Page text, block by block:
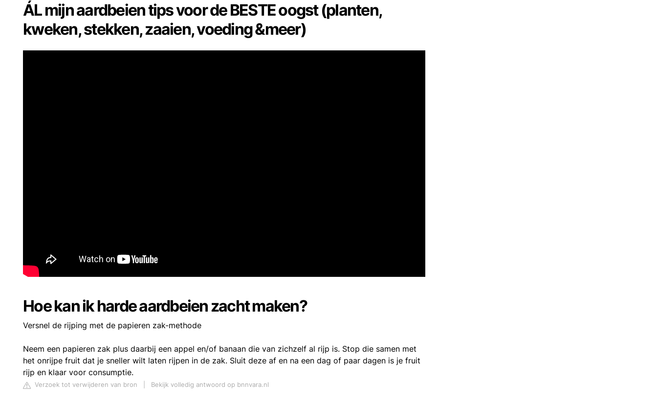
ÁL mijn aardbeien tips voor de BESTE oogst (planten,
kweken, stekken, zaaien, voeding &meer)
Hoe kan ik harde aardbeien zacht maken?
Versnel de rijping met de papieren zak-methode
Neem een papieren zak plus daarbij een appel en/of banaan die van zichzelf al rijp is. Stop die samen met
het onrijpe fruit dat je sneller wilt laten rijpen in de zak. Sluit deze af en na een dag of paar dagen is je fruit
rijp en klaar voor consumptie.
Verzoek tot verwijderen van bron Bekijk volledig antwoord op bnnvara.nl